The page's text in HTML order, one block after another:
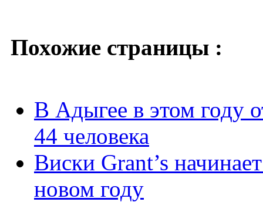
Похожие страницы :
В Адыгее в этом году
44 человека
Виски Grant’s
новом году